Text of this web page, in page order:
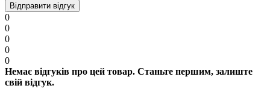
Відправити відгук
0
0
0
0
0
Немає відгуків про цей товар. Станьте першим, залиште
свій відгук.